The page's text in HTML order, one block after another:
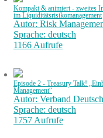
Kompakt & animiert - zweites
im Liquiditätsrisikomanagement
Autor: Risk
Sprache: deutsch
1166 Aufrufe
Episode 2 - Treasury Talk!
Management“
Autor: Verband
Sprache: deutsch
1757 Aufrufe